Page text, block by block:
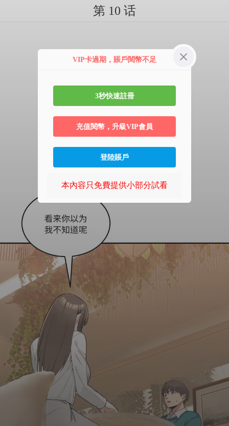
第 10 话
VIP卡過期，賬戶閱幣不足
3秒快速註冊
充值閱幣，升級VIP會員
登陸賬戶
本內容只免費提供小部分試看